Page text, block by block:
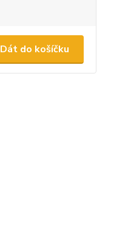
Dát do košíčku